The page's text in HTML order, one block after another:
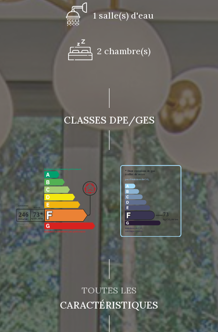
1 salle(s) d'eau
2 chambre(s)
CLASSES DPE/GES
TOUTES LES
CARACTÉRISTIQUES